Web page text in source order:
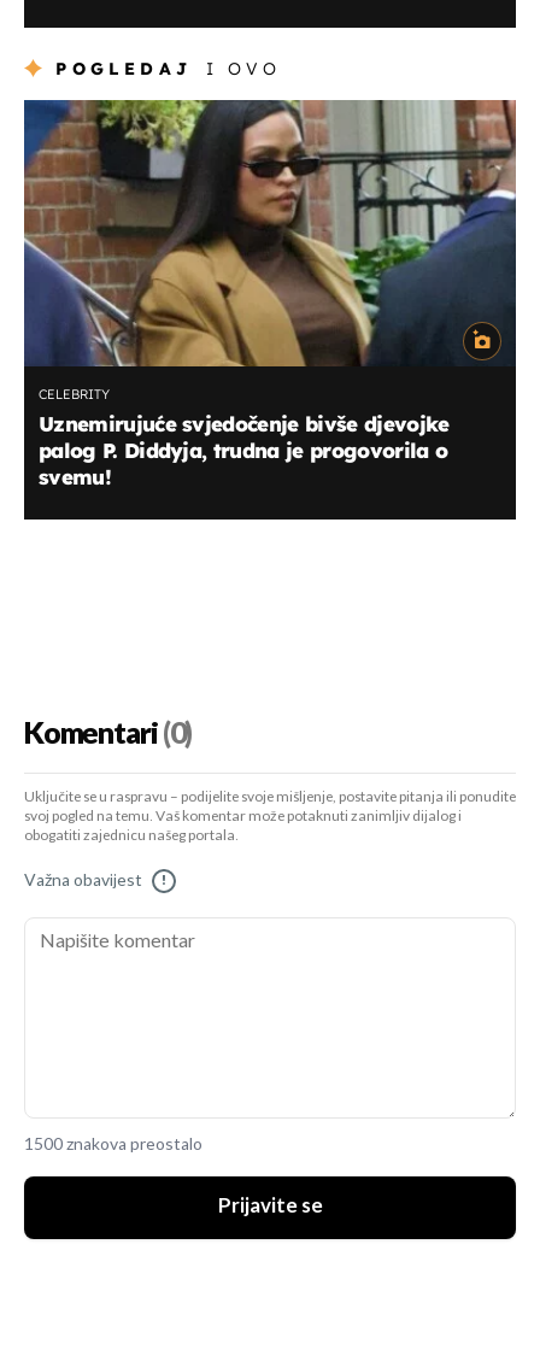
POGLEDAJ I OVO
CELEBRITY
Uznemirujuće svjedočenje bivše djevojke
palog P. Diddyja, trudna je progovorila o
svemu!
Komentari(0)
Uključite se u raspravu – podijelite svoje mišljenje, postavite pitanja ili ponudite
svoj pogled na temu. Vaš komentar može potaknuti zanimljiv dijalog i
obogatiti zajednicu našeg portala.
Važna obavijest !
1500 znakova preostalo
Prijavite se